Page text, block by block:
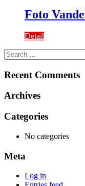
Foto
Detail
Search
for:
Recent Comments
Archives
Categories
No categories
Meta
Log in